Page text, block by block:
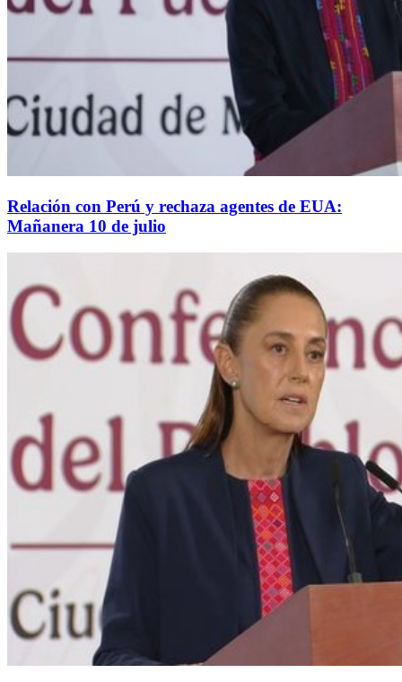
Relación con Perú y rechaza agentes de EUA:
Mañanera 10 de julio